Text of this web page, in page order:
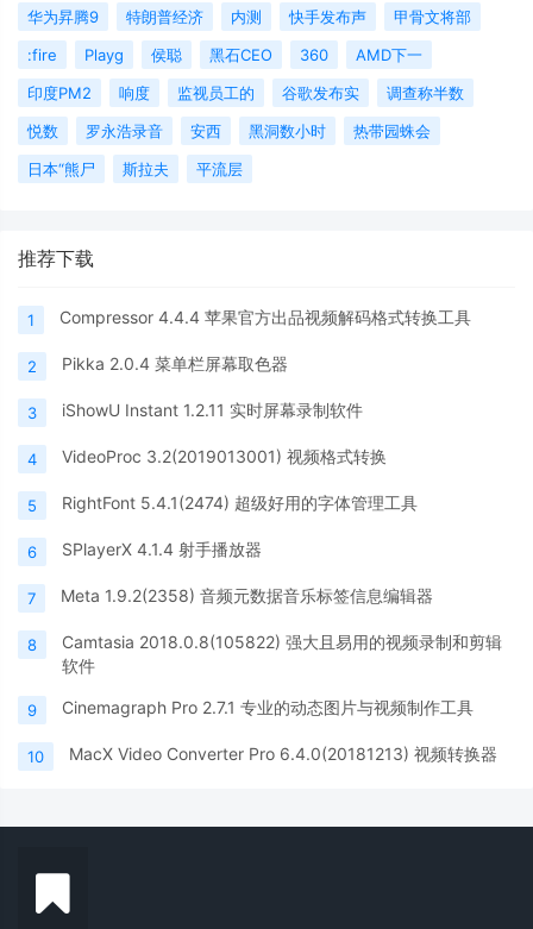
华为昇腾9
特朗普经济 内测 快手发布声
甲骨文将部
:fire
Playg 侯聪 黑石CEO 360
AMD下一
印度PM2
响度 监视员工的 谷歌发布实
调查称半数
悦数
罗永浩录音 安西 黑洞数小时
热带园蛛会
日本“熊尸
斯拉夫 平流层
推荐下载
1 Compressor 4.4.4 苹果官方出品视频解码格式转换工具
2 Pikka 2.0.4 菜单栏屏幕取色器
3 iShowU Instant 1.2.11 实时屏幕录制软件
4 VideoProc 3.2(2019013001) 视频格式转换
5 RightFont 5.4.1(2474) 超级好用的字体管理工具
6 SPlayerX 4.1.4 射手播放器
7 Meta 1.9.2(2358) 音频元数据音乐标签信息编辑器
8
Camtasia 2018.0.8(105822) 强大且易用的视频录制和剪辑
软件
9 Cinemagraph Pro 2.7.1 专业的动态图片与视频制作工具
10 MacX Video Converter Pro 6.4.0(20181213) 视频转换器